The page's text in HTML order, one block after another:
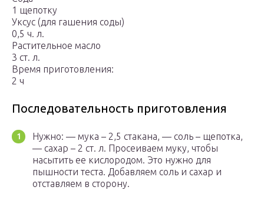
1 щепотку
Уксус (для гашения соды)
0,5 ч. л.
Растительное масло
3 ст. л.
Время приготовления:
2 ч
Последовательность приготовления
Нужно: — мука – 2,5 стакана, — соль – щепотка,
— сахар – 2 ст. л. Просеиваем муку, чтобы
насытить ее кислородом. Это нужно для
пышности теста. Добавляем соль и сахар и
отставляем в сторону.